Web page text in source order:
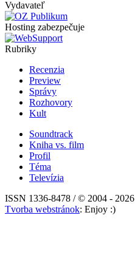
Vydavateľ
Hosting zabezpečuje
Rubriky
Recenzia
Preview
Správy
Rozhovory
Kult
Soundtrack
Kniha vs. film
Profil
Téma
Televízia
ISSN 1336-8478 / © 2004 - 2026
Tvorba webstránok: Enjoy :)